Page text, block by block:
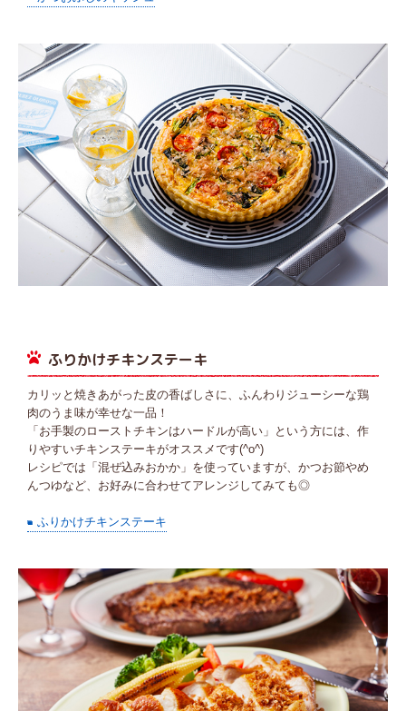
ふりかけチキンステーキ
カリッと焼きあがった皮の香ばしさに、ふんわりジューシーな鶏
肉のうま味が幸せな一品！
「お手製のローストチキンはハードルが高い」という方には、作
りやすいチキンステーキがオススメです(^o^)
レシピでは「混ぜ込みおかか」を使っていますが、かつお節やめ
んつゆなど、お好みに合わせてアレンジしてみても◎
ふりかけチキンステーキ